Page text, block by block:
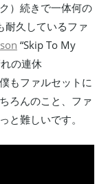
）続きで一体何の
耐久しているファ
“Skip To My
の連休
もファルセットに
ろんのこと、ファ
と難しいです。